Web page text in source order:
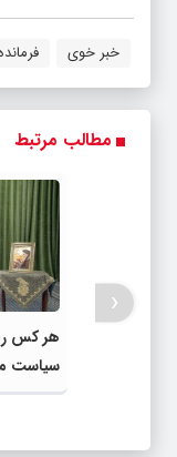
خبر خوی
مطالب مرتبط
هر کس
سیاست
توجیه
‹